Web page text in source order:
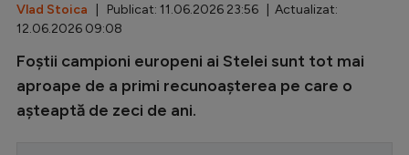
Clasamente
Champions League
Vlad Stoica | Publicat: 11.06.2026 23:56 | Actualizat:
12.06.2026 09:08
Foștii campioni europeni ai Stelei sunt tot mai
aproape de a primi recunoașterea pe care o
așteaptă de zeci de ani.